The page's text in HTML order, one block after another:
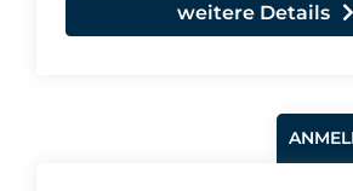
weitere Details